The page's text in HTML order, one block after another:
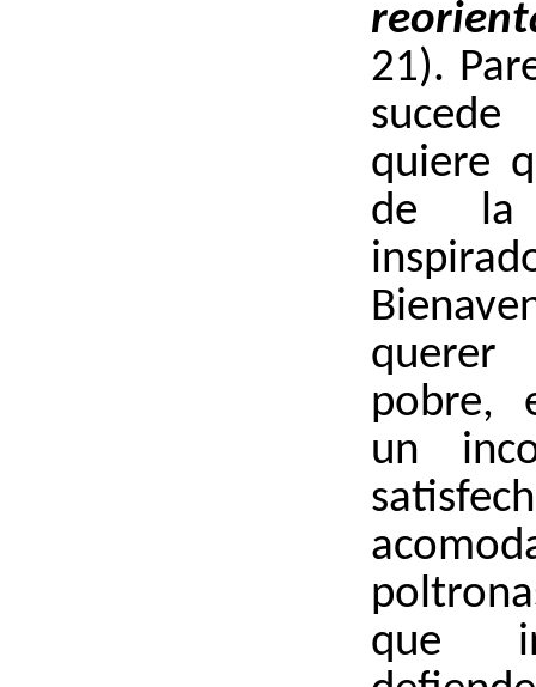
21).
quiere
de la
pobre,
un
que